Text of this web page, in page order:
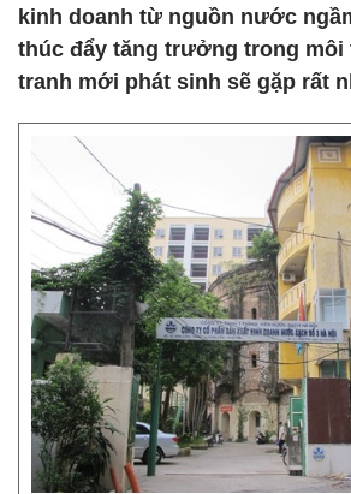
kinh doanh từ nguồn nước
thúc đẩy tăng trưởng trong
tranh mới phát sinh sẽ gặp rất